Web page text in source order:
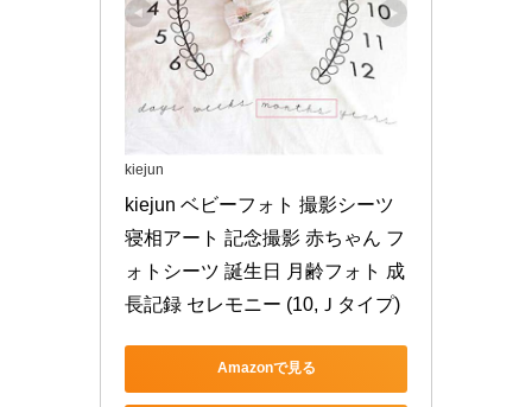
kiejun
kiejun ベビーフォト 撮影シーツ
寝相アート 記念撮影 赤ちゃん フ
ォトシーツ 誕生日 月齢フォト 成
長記録 セレモニー (10,Ｊタイプ)
Amazonで見る